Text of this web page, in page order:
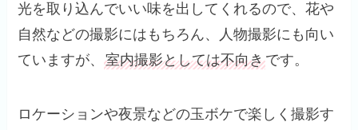
光を取り込んでいい味を出してくれるので、花や
自然などの撮影にはもちろん、人物撮影にも向い
ていますが、室内撮影としては不向きです。
ロケーションや夜景などの玉ボケで楽しく撮影す